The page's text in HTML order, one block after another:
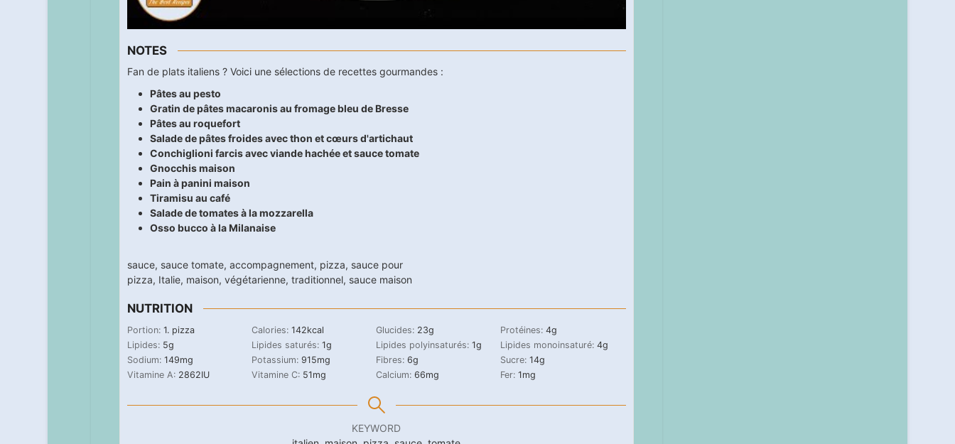
NOTES
Fan de plats italiens ? Voici une sélections de recettes gourmandes :
Pâtes au pesto
Gratin de pâtes macaronis au fromage bleu de Bresse
Pâtes au roquefort
Salade de pâtes froides avec thon et cœurs d'artichaut
Conchiglioni farcis avec viande hachée et sauce tomate
Gnocchis maison
Pain à panini maison
Tiramisu au café
Salade de tomates à la mozzarella
Osso bucco à la Milanaise
sauce, sauce tomate, accompagnement, pizza, sauce pour
pizza, Italie, maison, végétarienne, traditionnel, sauce maison
NUTRITION
Portion: 1. pizza Calories: 142kcal Glucides: 23g Protéines: 4g
Lipides: 5g Lipides saturés: 1g Lipides polyinsaturés: 1g Lipides monoinsaturé: 4g
Sodium: 149mg Potassium: 915mg Fibres: 6g Sucre: 14g
Vitamine A: 2862IU Vitamine C: 51mg Calcium: 66mg Fer: 1mg
KEYWORD